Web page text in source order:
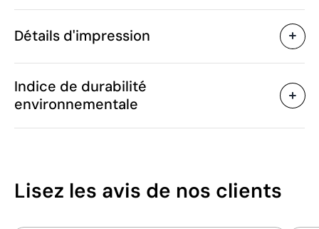
Caractéristiques
Code du produit
Poids
Matière
Chine
depuis
Détails d'impression
Indice de durabilité
environnementale
13
Lisez les avis de nos clients